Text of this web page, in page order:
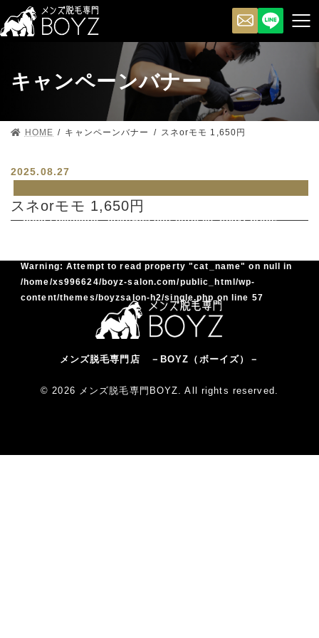
キャンペーンバナー
HOME キャンペーンバナー スネorモモ 1,650円
2025.08.27
Warning: Undefined array key 0 in
salon.com/public_html/wp-content/themes/boyzsalon-
Warning: Attempt to read property "cat_name" on null in
/home/xs996624/boyz-salon.com/public_html/wp-
content/themes/boyzsalon-h2/single.phpon line 57
スネorモモ 1,650円
メンズ脱毛専門店 －BOYZ（ボーイズ）－
© 2026 メンズ脱毛専門BOYZ. All rights reserved.